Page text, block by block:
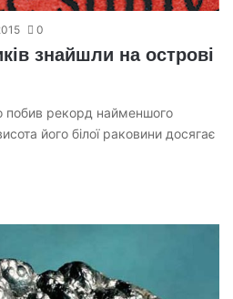
0
знайшли на острові
побив рекорд найменшого
його білої раковини досягає